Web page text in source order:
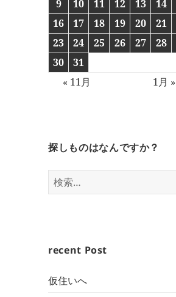
9
10 11 12 13 14
16
17 18 19 20 21
23
24 25 26 27 28
30
31
« 11月
1月 »
探しものはなんですか？
検
索:
recent Post
仮住いへ